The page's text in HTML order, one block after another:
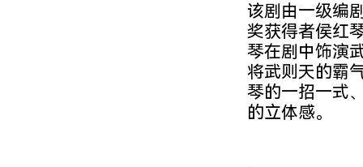
该剧由一级编
奖获得者侯红
琴在剧中饰演
将武则天的霸
琴的一招一式
的立体感。